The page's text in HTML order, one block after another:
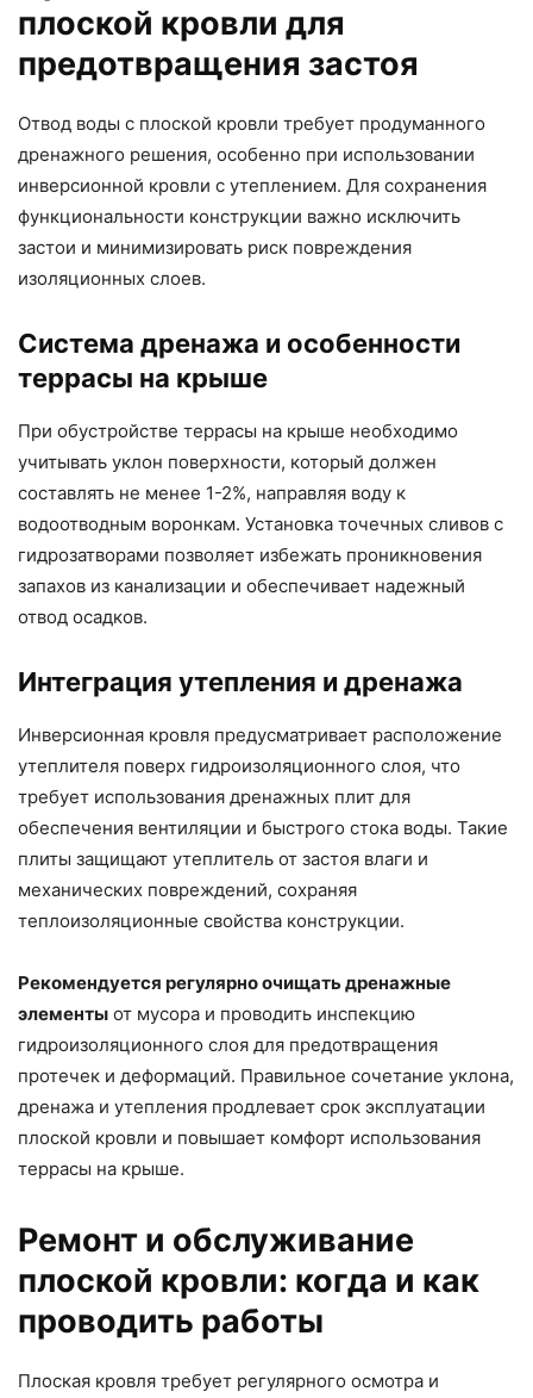
плоской кровли для
предотвращения застоя
Отвод воды с плоской кровли требует продуманного
дренажного решения, особенно при использовании
инверсионной кровли с утеплением. Для сохранения
функциональности конструкции важно исключить
застои и минимизировать риск повреждения
изоляционных слоев.
Система дренажа и особенности
террасы на крыше
При обустройстве террасы на крыше необходимо
учитывать уклон поверхности, который должен
составлять не менее 1-2%, направляя воду к
водоотводным воронкам. Установка точечных сливов с
гидрозатворами позволяет избежать проникновения
запахов из канализации и обеспечивает надежный
отвод осадков.
Интеграция утепления и дренажа
Инверсионная кровля предусматривает расположение
утеплителя поверх гидроизоляционного слоя, что
требует использования дренажных плит для
обеспечения вентиляции и быстрого стока воды. Такие
плиты защищают утеплитель от застоя влаги и
механических повреждений, сохраняя
теплоизоляционные свойства конструкции.
Рекомендуется регулярно очищать дренажные
элементы от мусора и проводить инспекцию
гидроизоляционного слоя для предотвращения
протечек и деформаций. Правильное сочетание уклона,
дренажа и утепления продлевает срок эксплуатации
плоской кровли и повышает комфорт использования
террасы на крыше.
Ремонт и обслуживание
плоской кровли: когда и как
проводить работы
Плоская кровля требует регулярного осмотра и